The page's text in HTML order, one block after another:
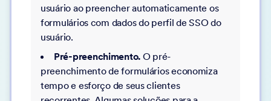
usuário ao preencher automaticamente os
formulários com dados do perfil de SSO do
usuário.
Pré-preenchimento. O pré-
preenchimento de formulários economiza
tempo e esforço de seus clientes